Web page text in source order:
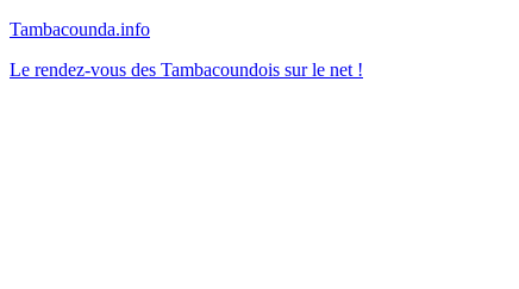
Tambacounda.info
Le rendez-vous des Tambacoundois sur le net !